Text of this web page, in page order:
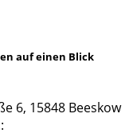
auf einen Blick
6, 15848 Beeskow